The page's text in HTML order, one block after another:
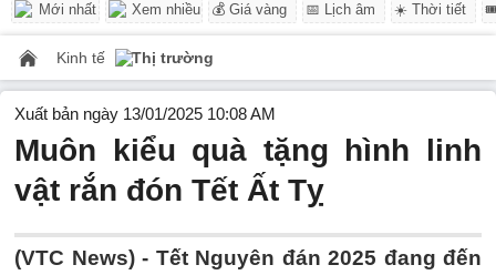
Mới nhất Xem nhiều 💰 Giá vàng 📅 Lịch âm ☀️ Thời tiết
Kinh tế Thị trường
Xuất bản ngày 13/01/2025 10:08 AM
Muôn kiểu quà tặng hình linh
vật rắn đón Tết Ất Tỵ
(VTC News) - Tết Nguyên đán 2025 đang đến